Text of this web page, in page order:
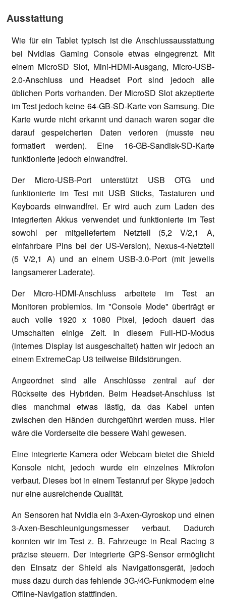
Ausstattung
Wie für ein Tablet typisch ist die Anschlussausstattung
bei Nvidias Gaming Console etwas eingegrenzt. Mit
einem MicroSD Slot, Mini-HDMI-Ausgang, Micro-USB-
2.0-Anschluss und Headset Port sind jedoch alle
üblichen Ports vorhanden. Der MicroSD Slot akzeptierte
im Test jedoch keine 64-GB-SD-Karte von Samsung. Die
Karte wurde nicht erkannt und danach waren sogar die
darauf gespeicherten Daten verloren (musste neu
formatiert werden). Eine 16-GB-Sandisk-SD-Karte
funktionierte jedoch einwandfrei.
Der Micro-USB-Port unterstützt USB OTG und
funktionierte im Test mit USB Sticks, Tastaturen und
Keyboards einwandfrei. Er wird auch zum Laden des
integrierten Akkus verwendet und funktionierte im Test
sowohl per mitgeliefertem Netzteil (5,2 V/2,1 A,
einfahrbare Pins bei der US-Version), Nexus-4-Netzteil
(5 V/2,1 A) und an einem USB-3.0-Port (mit jeweils
langsamerer Laderate).
Der Micro-HDMI-Anschluss arbeitete im Test an
Monitoren problemlos. Im "Console Mode" überträgt er
auch volle 1920 x 1080 Pixel, jedoch dauert das
Umschalten einige Zeit. In diesem Full-HD-Modus
(internes Display ist ausgeschaltet) hatten wir jedoch an
einem ExtremeCap U3 teilweise Bildstörungen.
Angeordnet sind alle Anschlüsse zentral auf der
Rückseite des Hybriden. Beim Headset-Anschluss ist
dies manchmal etwas lästig, da das Kabel unten
zwischen den Händen durchgeführt werden muss. Hier
wäre die Vorderseite die bessere Wahl gewesen.
Eine integrierte Kamera oder Webcam bietet die Shield
Konsole nicht, jedoch wurde ein einzelnes Mikrofon
verbaut. Dieses bot in einem Testanruf per Skype jedoch
nur eine ausreichende Qualität.
An Sensoren hat Nvidia ein 3-Axen-Gyroskop und einen
3-Axen-Beschleunigungsmesser verbaut. Dadurch
konnten wir im Test z. B. Fahrzeuge in Real Racing 3
präzise steuern. Der integrierte GPS-Sensor ermöglicht
den Einsatz der Shield als Navigationsgerät, jedoch
muss dazu durch das fehlende 3G-/4G-Funkmodem eine
Offline-Navigation stattfinden.